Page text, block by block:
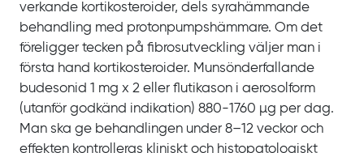
verkande kortikosteroider, dels syrahämmande
behandling med protonpumpshämmare. Om det
föreligger tecken på fibrosutveckling väljer man i
första hand kortikosteroider. Munsönderfallande
budesonid 1 mg x 2 eller flutikason i aerosolform
(utanför godkänd indikation) 880‍-‍1760 µg per dag.
Man ska ge behandlingen under 8‍–‍12 veckor och
effekten kontrolleras kliniskt och histopatologiskt